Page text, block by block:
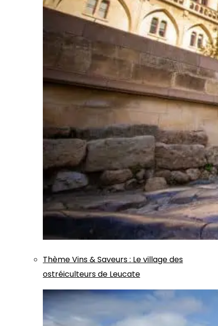
ThèmeVins & Saveurs: Le village des
ostréiculteurs de Leucate